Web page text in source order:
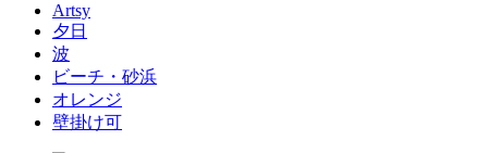
Artsy
夕日
波
ビーチ・砂浜
オレンジ
壁掛け可